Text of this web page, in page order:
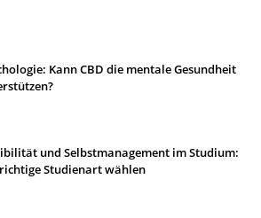
Kann CBD die mentale Gesundheit
und Selbstmanagement im Studium:
Studienart wählen